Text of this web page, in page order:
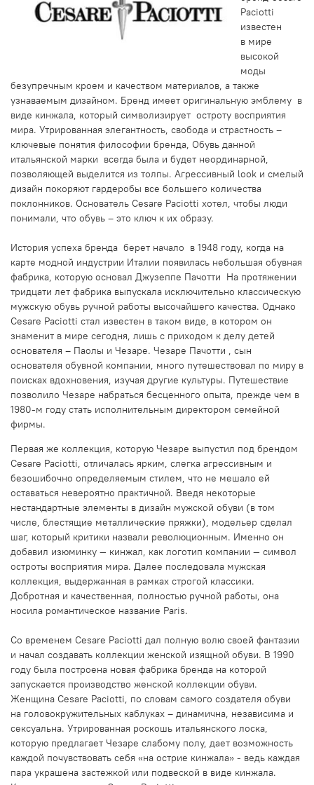
Paciotti
известен
в мире
высокой
моды
безупречным кроем и качеством материалов, а также
узнаваемым дизайном. Бренд имеет оригинальную эмблему в
виде кинжала, который символизирует остроту восприятия
мира. Утрированная элегантность, свобода и страстность –
ключевые понятия философии бренда, Обувь данной
итальянской марки всегда была и будет неординарной,
позволяющей выделится из толпы. Агрессивный look и смелый
дизайн покоряют гардеробы все большего количества
поклонников. Основатель Cesare Paciotti хотел, чтобы люди
понимали, что обувь – это ключ к их образу.
История успеха бренда берет начало в 1948 году, когда на
карте модной индустрии Италии появилась небольшая обувная
фабрика, которую основал Джузеппе Пачотти На протяжении
тридцати лет фабрика выпускала исключительно классическую
мужскую обувь ручной работы высочайшего качества. Однако
Cesare Paciotti стал известен в таком виде, в котором он
знаменит в мире сегодня, лишь с приходом к делу детей
основателя – Паолы и Чезаре. Чезаре Пачотти , сын
основателя обувной компании, много путешествовал по миру в
поисках вдохновения, изучая другие культуры. Путешествие
позволило Чезаре набраться бесценного опыта, прежде чем в
1980-м году стать исполнительным директором семейной
фирмы.
Первая же коллекция, которую Чезаре выпустил под брендом
Cesare Paciotti, отличалась ярким, слегка агрессивным и
безошибочно определяемым стилем, что не мешало ей
оставаться невероятно практичной. Введя некоторые
нестандартные элементы в дизайн мужской обуви (в том
числе, блестящие металлические пряжки), модельер сделал
шаг, который критики назвали революционным. Именно он
добавил изюминку — кинжал, как логотип компании — символ
остроты восприятия мира. Далее последовала мужская
коллекция, выдержанная в рамках строгой классики.
Добротная и качественная, полностью ручной работы, она
носила романтическое название Paris.
Со временем Cesare Paciotti дал полную волю своей фантазии
и начал создавать коллекции женской изящной обуви. В 1990
году была построена новая фабрика бренда на которой
запускается производство женской коллекции обуви.
Женщина Cesare Paciotti, по словам самого создателя обуви
на головокружительных каблуках – динамична, независима и
сексуальна. Утрированная роскошь итальянского лоска,
которую предлагает Чезаре слабому полу, дает возможность
каждой почувствовать себя «на острие кинжала» - ведь каждая
пара украшена застежкой или подвеской в виде кинжала.